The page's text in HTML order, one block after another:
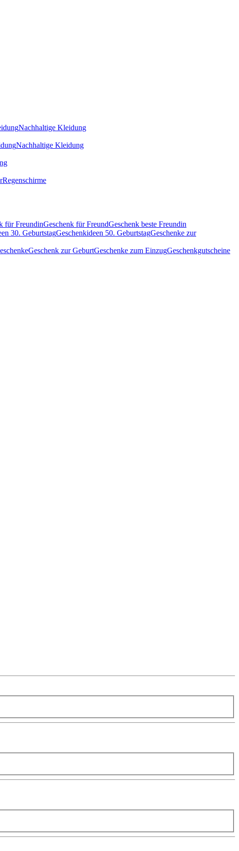
Nachhaltige Kleidung
Nachhaltige Kleidung
Regenschirme
für FreundinGeschenk für FreundGeschenk beste Freundin
30. GeburtstagGeschenkideen 50. GeburtstagGeschenke zur
Geschenk zur GeburtGeschenke zum EinzugGeschenkgutscheine